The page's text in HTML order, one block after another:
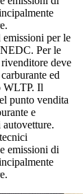
per le
Per le
deve
ed
WLTP. Il
punto vendita
e
emissioni di